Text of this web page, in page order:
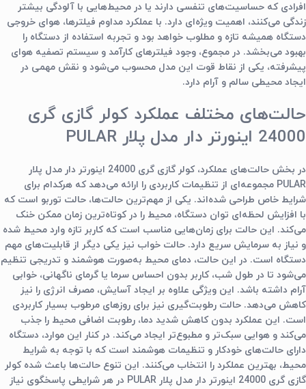
افرادی که حساسیت‌های تنفسی دارند یا در محیط‌هایی با آلودگی بیشتر
زندگی می‌کنند، اهمیت ویژه‌ای دارد. با عملکرد مداوم فیلترها، هوای خروجی
دستگاه همیشه تازه و مطلوب خواهد بود و تجربه استفاده از دستگاه را
بهبود می‌بخشد. در مجموع، وجود فیلترهای کارآمد و سیستم تصفیه هوای
پیشرفته، یکی از نقاط قوت این مدل محسوب می‌شود و نقش مهمی در
ایجاد محیطی سالم و آرام دارد.
حالت‌های مختلف عملکرد کولر گازی گری
24000 اینورتر دار مدل پلار PULAR
در بخش حالت‌های عملکرد،
کولر گازی گری 24000 اینورتر دار مدل پلار
PULAR مجموعه‌ای از تنظیمات کاربردی را ارائه می‌دهد که هرکدام برای
شرایط خاص طراحی شده‌اند. یکی از مهم‌ترین حالت‌ها، حالت توربو است که
با افزایش لحظه‌ای توان دستگاه، محیط را در کوتاه‌ترین زمان ممکن خنک
می‌کند. این حالت برای زمان‌هایی مناسب است که کاربر تازه وارد محیط شده
و نیاز به سرمایش سریع دارد. حالت خواب نیز یکی دیگر از قابلیت‌های مهم
دستگاه است. در این حالت، دمای محیط به‌صورت هوشمند و تدریجی تنظیم
می‌شود تا در طول شب، کاربر بدون احساس سرما یا گرمای ناگهانی، خوابی
آرام داشته باشد. این ویژگی علاوه بر ایجاد آسایش، مصرف انرژی را نیز
کاهش می‌دهد. حالت رطوبت‌گیری نیز برای روزهای مرطوب بسیار کاربردی
است. این عملکرد بدون کاهش شدید دما، رطوبت اضافی محیط را جذب
می‌کند و هوایی سبک‌تر و مطبوع‌تر ایجاد می‌کند. در کنار این موارد، دستگاه
دارای حالت‌های خودکار و تنظیمات هوشمند است که با توجه به شرایط
محیط، بهترین عملکرد را انتخاب می‌کنند. این تنوع حالت‌ها باعث شدهکولر
گازی گری 24000 اینورتر دار مدل پلار PULAR
در هر شرایطی پاسخگوی نیاز